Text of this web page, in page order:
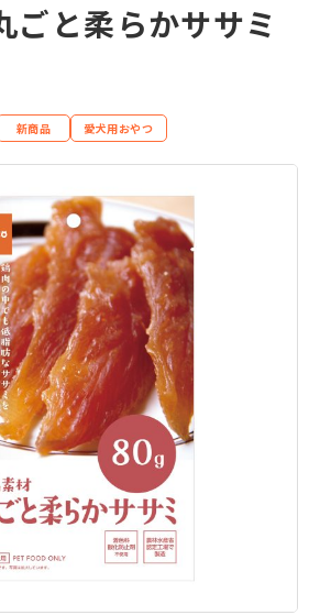
ごと柔らかササミ
新商品 愛犬用おやつ